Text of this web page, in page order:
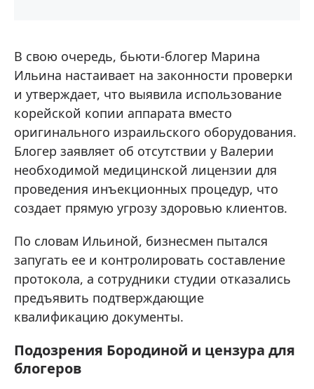
В свою очередь, бьюти-блогер Марина
Ильина настаивает на законности проверки
и утверждает, что выявила использование
корейской копии аппарата вместо
оригинального израильского оборудования.
Блогер заявляет об отсутствии у Валерии
необходимой медицинской лицензии для
проведения инъекционных процедур, что
создает прямую угрозу здоровью клиентов.
По словам Ильиной, бизнесмен пытался
запугать ее и контролировать составление
протокола, а сотрудники студии отказались
предъявить подтверждающие
квалификацию документы.
Подозрения Бородиной и цензура для
блогеров